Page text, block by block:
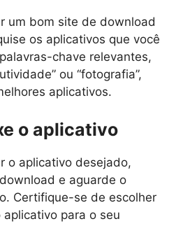
um bom site de download
os aplicativos que você
chave relevantes,
ou “fotografia”,
aplicativos.
o aplicativo
o aplicativo desejado,
e aguarde o
Certifique-se de escolher
para o seu